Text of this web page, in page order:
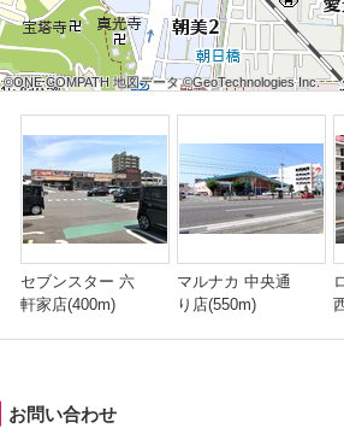
©ONE COMPATH 地図データ ©GeoTechnologies Inc.
©ONE COMPATH 地図データ ©GeoTechnologies Inc.
©ONE COMPATH 地図データ ©GeoTechnologies Inc.
©ONE COMPATH 地図データ ©GeoTechnologies Inc.
©ONE COMPATH 地図データ ©GeoTechnologies Inc.
©ONE COMPATH 地図データ ©GeoTechnologies Inc.
©ONE COMPATH 地図データ ©GeoTechnologies Inc.
©ONE COMPATH 地図データ ©GeoTechnologies Inc.
©ONE COMPATH 地図データ ©GeoTechnologies Inc.
セブンスター 六
軒家店(400m)
マルナカ 中央通
り店(550m)
お問い合わせ